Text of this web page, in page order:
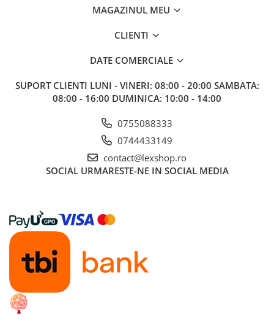
Transformers
Modele Revell
Screens
Nolzur
Premium
Board games
Harti
Teren
MAGAZINUL MEU
CLIENTI
DATE COMERCIALE
SUPORT CLIENTI LUNI - VINERI: 08:00 - 20:00 SAMBATA:
08:00 - 16:00 DUMINICA: 10:00 - 14:00
0755088333
0744433149
contact@lexshop.ro
SOCIAL URMARESTE-NE IN SOCIAL MEDIA